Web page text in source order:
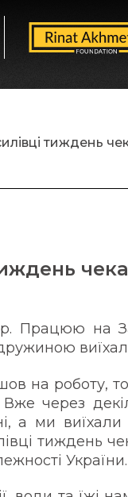
Працюю на
на роботу,
через
а ми
тиждень
України.
тиждень